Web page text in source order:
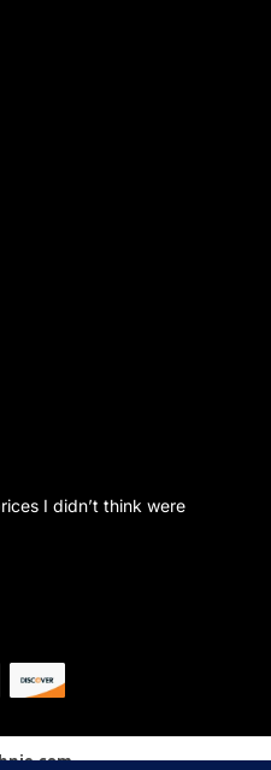
I didn’t think were